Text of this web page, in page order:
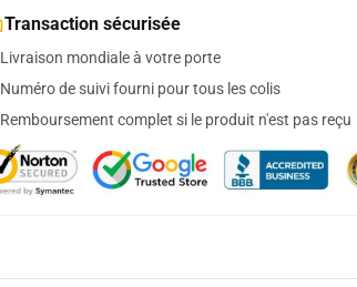
Transaction sécurisée
Livraison mondiale à votre porte
Numéro de suivi fourni pour tous les colis
Remboursement complet si le produit n'est pas reçu